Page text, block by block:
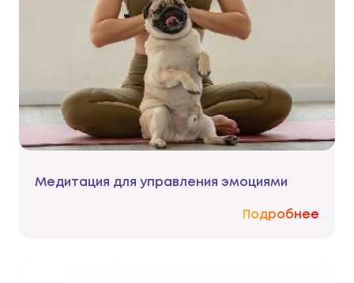
Медитация для управления эмоциями
Подробнее